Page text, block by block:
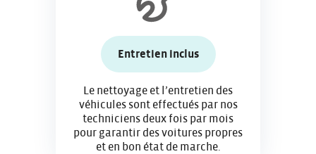
Entretien inclus
Le nettoyage et l’entretien des
véhicules sont effectués par nos
techniciens deux fois par mois
pour garantir des voitures propres
et en bon état de marche.